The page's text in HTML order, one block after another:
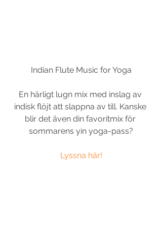
Indian Flute Music for Yoga
En härligt lugn mix med inslag av
indisk flöjt att slappna av till. Kanske
blir det även din favoritmix för
sommarens yin yoga-pass?
Lyssna här!